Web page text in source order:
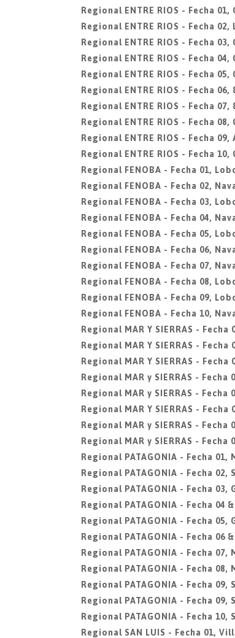
Regional ENTRE RIOS - Fecha
Regional ENTRE RIOS - Fecha
Regional ENTRE RIOS - Fecha
Regional ENTRE RIOS - Fecha
Regional ENTRE RIOS - Fecha 05,
Regional ENTRE RIOS - Fecha
Regional ENTRE RIOS - Fecha
Regional ENTRE RIOS - Fecha 08,
Regional ENTRE RIOS - Fecha
Regional ENTRE RIOS - Fecha 10,
Regional FENOBA - Fecha 01,
Regional FENOBA - Fecha 02,
Regional FENOBA - Fecha 03,
Regional FENOBA - Fecha 04,
Regional FENOBA - Fecha 05,
Regional FENOBA - Fecha 06,
Regional FENOBA - Fecha 07,
Regional FENOBA - Fecha 08,
Regional FENOBA - Fecha 09,
Regional FENOBA - Fecha 10,
Regional MAR Y SIERRAS - Fecha
Regional MAR Y SIERRAS -
Regional MAR Y SIERRAS - Fecha
Regional MAR y SIERRAS -
Regional MAR y SIERRAS -
Regional MAR Y SIERRAS - Fecha
Regional MAR y SIERRAS -
Regional MAR y SIERRAS - Fecha
Regional PATAGONIA - Fecha 01,
Regional PATAGONIA - Fecha 02,
Regional PATAGONIA - Fecha 03,
Regional PATAGONIA - Fecha 04
Regional PATAGONIA - Fecha 05,
Regional PATAGONIA - Fecha 06
Regional PATAGONIA - Fecha 07,
Regional PATAGONIA - Fecha 08,
Regional PATAGONIA - Fecha 09,
Regional PATAGONIA - Fecha 09,
Regional PATAGONIA - Fecha 10,
Regional SAN LUIS - Fecha 01,